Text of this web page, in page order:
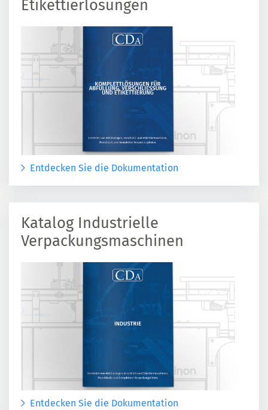
Etikettierlösungen
Entdecken Sie die Dokumentation
Katalog Industrielle
Verpackungsmaschinen
Entdecken Sie die Dokumentation